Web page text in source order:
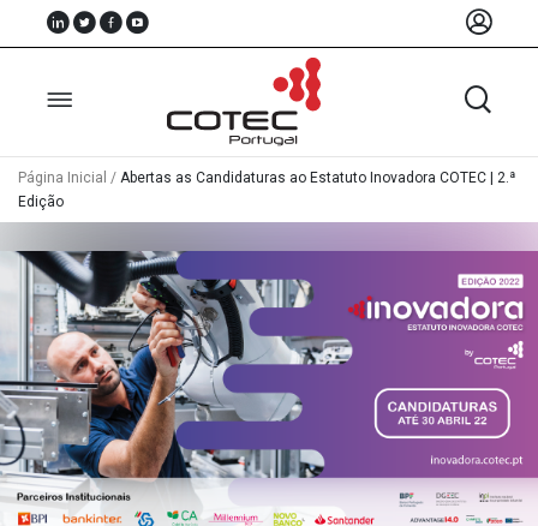
Nós
Associados
Recursos
Notícias
Eventos
Projectos
Página Inicial / Abertas as Candidaturas ao Estatuto Inovadora COTEC | 2.ª
Edição